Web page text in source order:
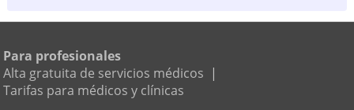
Para profesionales
Alta gratuita de servicios médicos |
Tarifas para médicos y clínicas